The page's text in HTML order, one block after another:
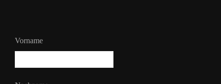
Vorname